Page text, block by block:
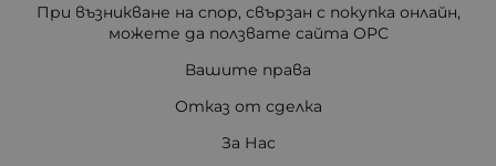
При възникване на спор, свързан с покупка онлайн,
можете да ползвате сайта ОРС
Вашите права
Отказ от сделка
За Нас